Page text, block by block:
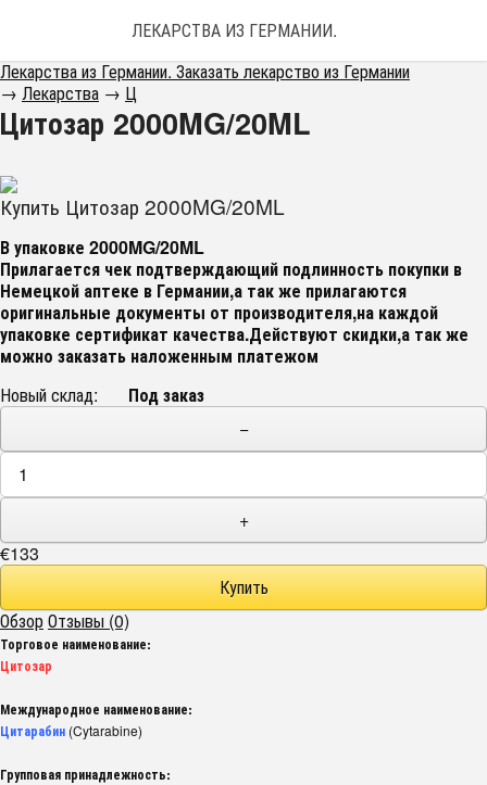
ЛЕКАРСТВА ИЗ ГЕРМАНИИ. ЗАКАЗАТЬ
Лекарства из Германии. Заказать лекарство из Германии
→ Лекарства → Ц
Цитозар 2000MG/20ML
Купить Цитозар 2000MG/20ML
В упаковке 2000MG/20ML
Прилагается чек подтверждающий подлинность покупки в
Немецкой аптеке в Германии,а так же прилагаются
оригинальные документы от производителя,на каждой
упаковке сертификат качества.Действуют скидки,а так же
можно заказать наложенным платежом
Новый склад:
Под заказ
−
+
€133
ОбзорОтзывы (0)
Торговое наименование:
Цитозар
Международное наименование:
Цитарабин (Cytarabine)
Групповая принадлежность: